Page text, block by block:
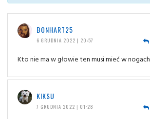
BONHART25
6 GRUDNIA 2022 | 20:57
Kto nie ma w głowie ten musi mieć w nogach
KIKSU
7 GRUDNIA 2022 | 01:28